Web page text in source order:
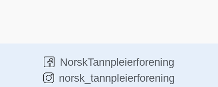
NorskTannpleierforening
norsk_tannpleierforening